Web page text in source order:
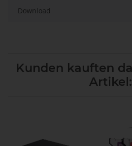
Download
Kunden kauften
Artikel: